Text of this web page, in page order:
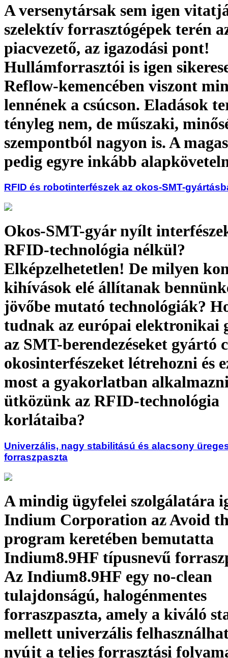
A versenytársak sem igen
szelektív forrasztógépek terén
piacvezető, az igazodási pont!
Hullámforrasztói is igen
Reflow-kemencében viszont
lennének a csúcson. Eladások
tényleg nem, de műszaki,
szempontból nagyon is. A
pedig egyre inkább
RFID és robotinterfészek az okos-SMT-
Okos-SMT-gyár nyílt
RFID-technológia nélkül?
Elképzelhetetlen! De milyen
kihívások elé állítanak
jövőbe mutató technológiák?
tudnak az európai elektronikai
az SMT-berendezéseket gyártó
okosinterfészeket létrehozni és
most a gyakorlatban
ütközünk az RFID-technológia
korlátaiba?
Univerzális, nagy stabilitású és alacsony
forraszpaszta
A mindig ügyfelei szolgálatára
Indium Corporation az Avoid
program keretében bemutatta
Indium8.9HF típusnevű
Az Indium8.9HF egy no-clean
tulajdonságú, halogénmentes
forraszpaszta, amely a kiváló
mellett univerzális
nyújt a teljes forrasztási